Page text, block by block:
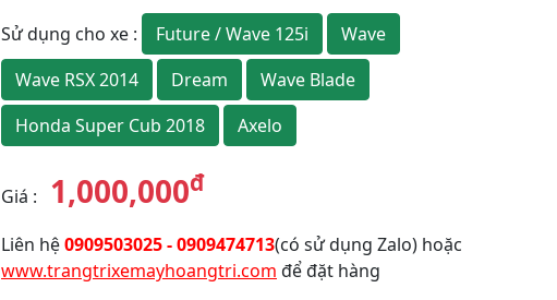
Sử dụng cho xe : Future / Wave 125i
Wave
Wave RSX 2014
Dream
Wave Blade
Honda Super Cub 2018
Axelo
Giá : 1,000,000đ
Liên hệ0909503025 - 0909474713(có sử dụng Zalo) hoặc
www.trangtrixemayhoangtri.com để đặt hàng